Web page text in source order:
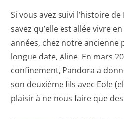
Si vous avez suivi l’histoire
savez qu’elle est allée vivre
années, chez notre ancienne
longue date, Aline. En mars
confinement, Pandora a
son deuxième fils avec Eole
plaisir à ne nous faire que